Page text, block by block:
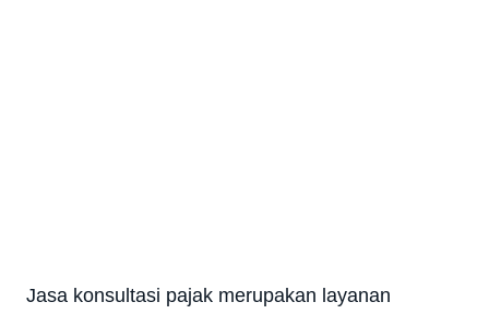
Jasa konsultasi pajak merupakan layanan